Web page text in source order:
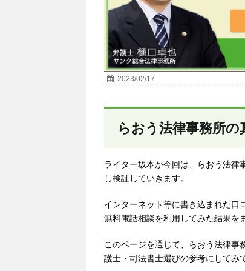
2023/02/17
らおう法律事務所の
ライター坂本が今回は、らおう法律
し検証していきます。
インターネット等に書き込まれた口
無料電話相談を利用してみた結果を
このページを通じて、らおう法律事
護士・司法書士選びの参考にしてみ